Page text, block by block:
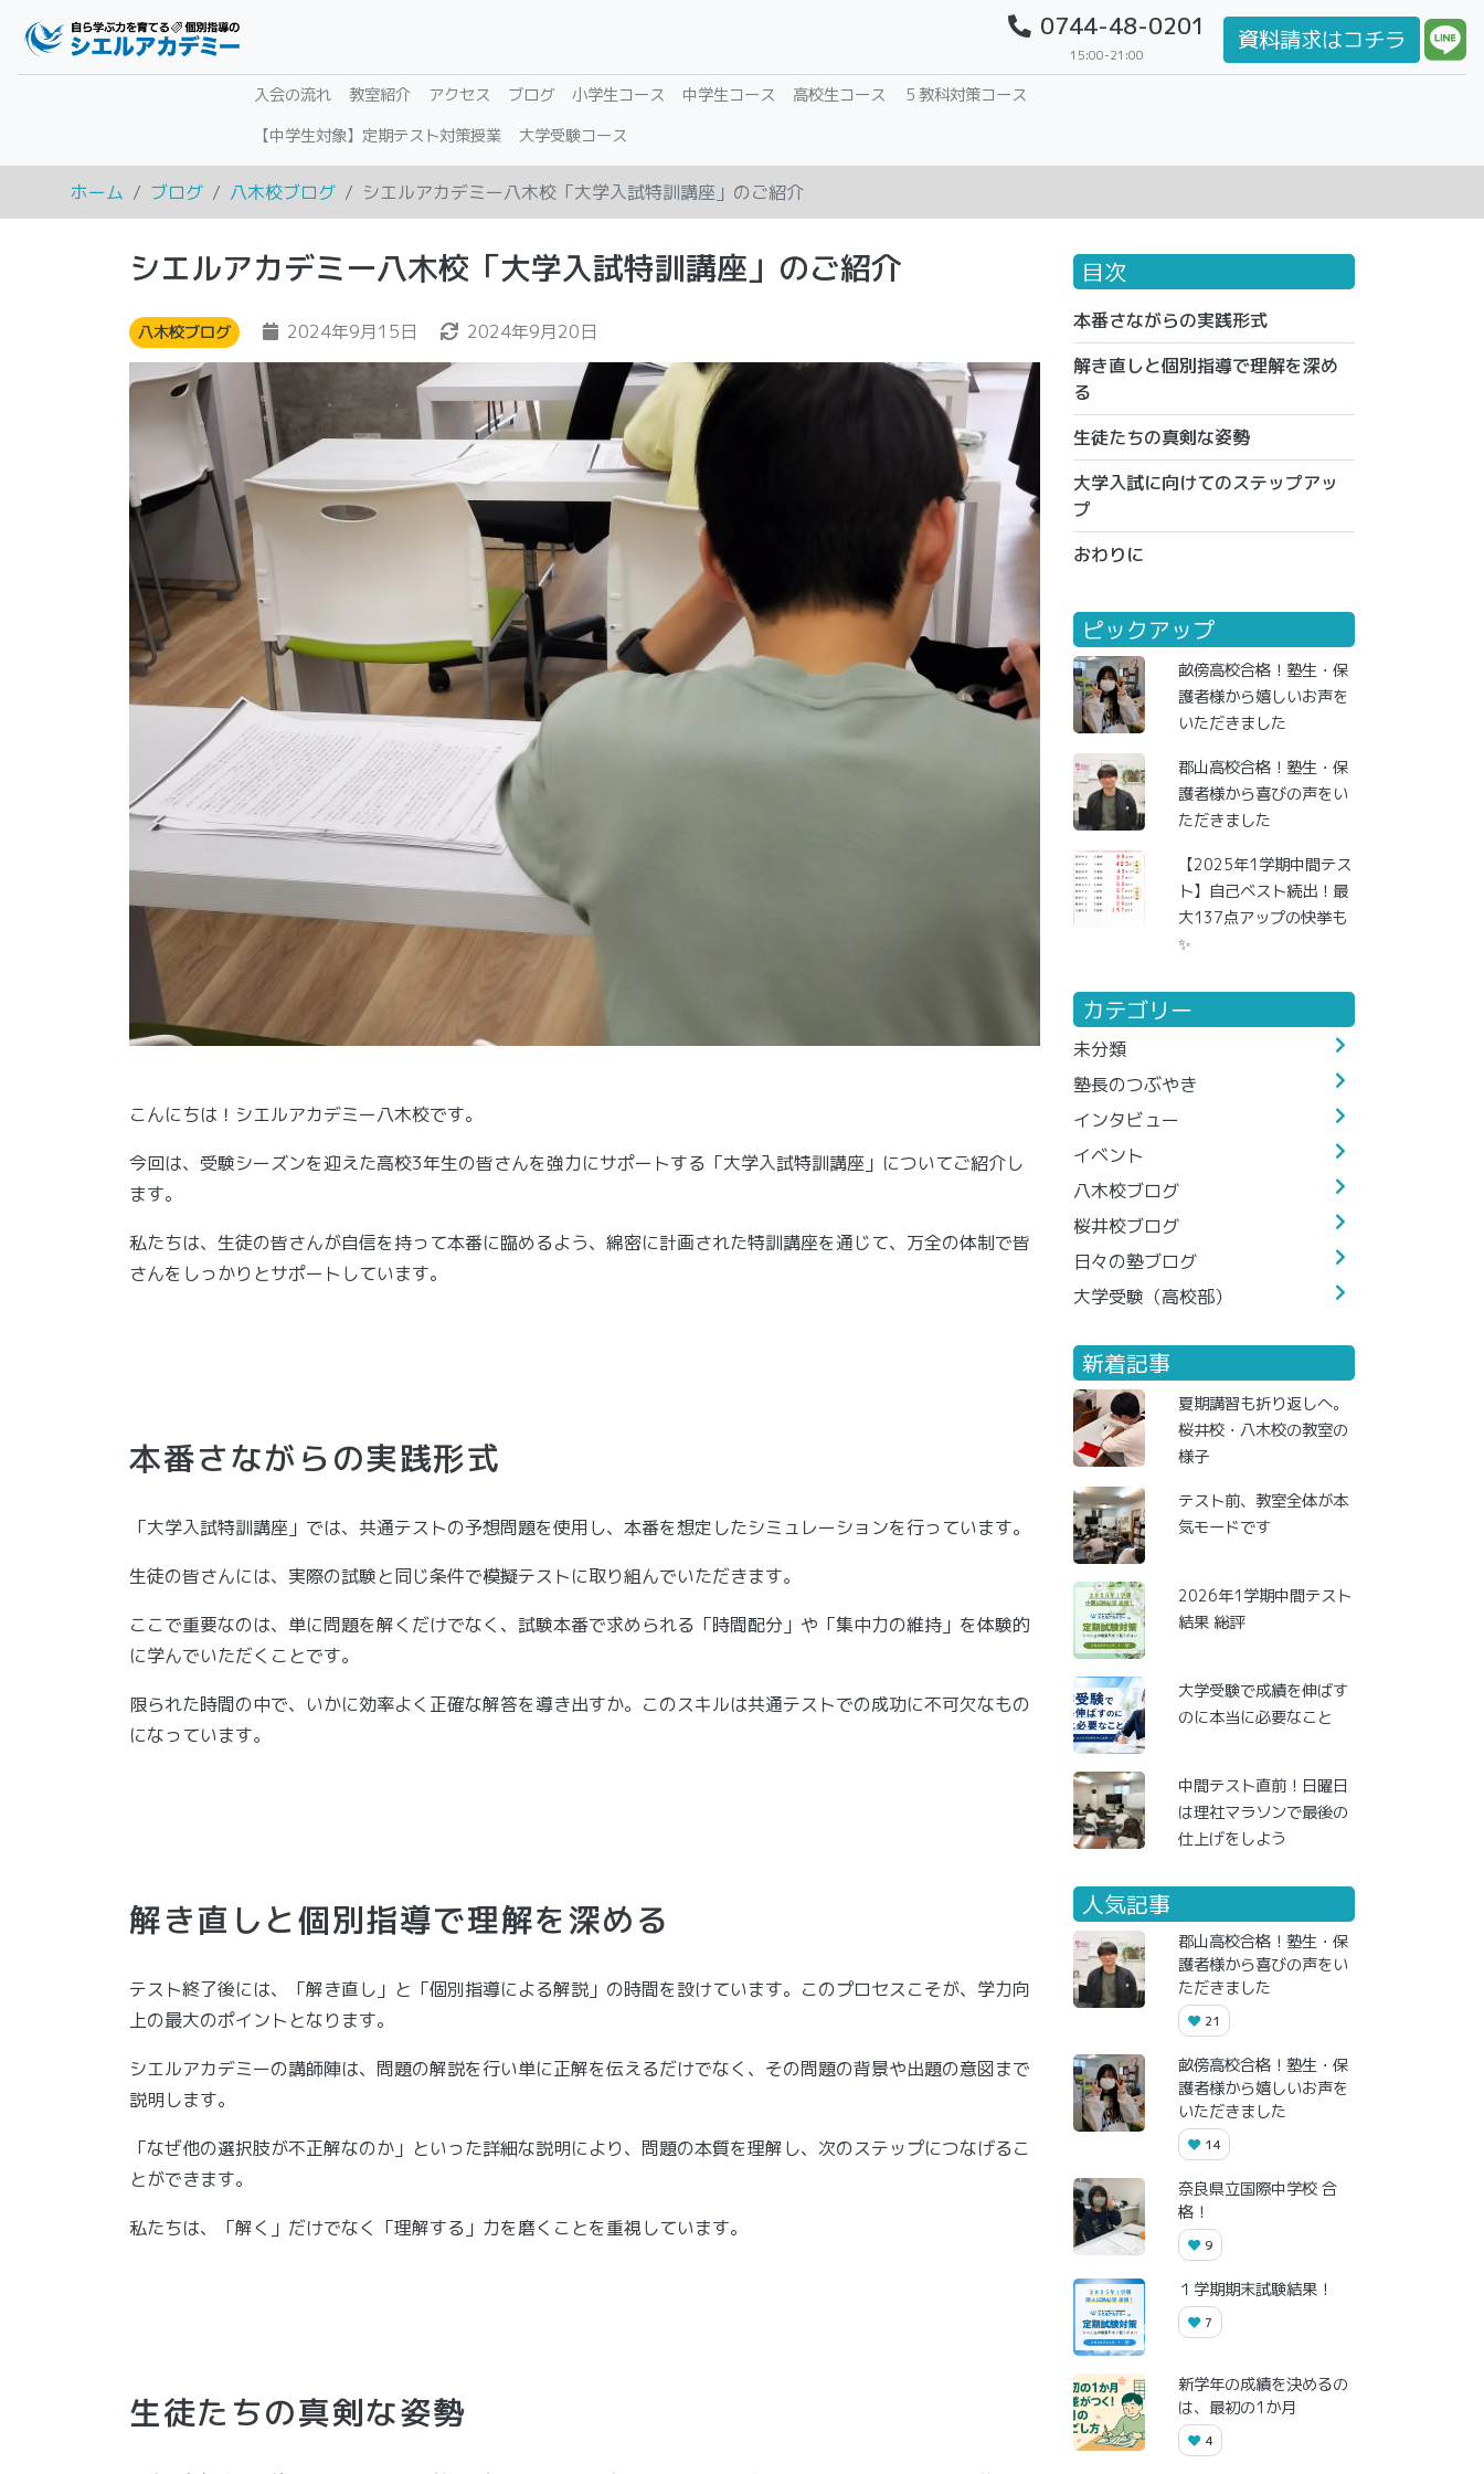
0744-48-0201
15:00-21:00
資料請求はコチラ
入会の流れ 教室紹介 アクセス ブログ 小学生コース 中学生コース 高校生コース
５教科対策コース
【中学生対象】定期テスト対策授業
大学受験コース
ホーム ブログ 八木校ブログ シエルアカデミー八木校「大学入試特訓講座」のご紹介
シエルアカデミー八木校「大学入試特訓講座」のご紹介
八木校ブログ 2024年9月15日 2024年9月20日
こんにちは！シエルアカデミー八木校です。
今回は、受験シーズンを迎えた高校3年生の皆さんを強力にサポートする「大学入試特訓講座」についてご紹介し
ます。
私たちは、生徒の皆さんが自信を持って本番に臨めるよう、綿密に計画された特訓講座を通じて、万全の体制で皆
さんをしっかりとサポートしています。
本番さながらの実践形式
「大学入試特訓講座」では、共通テストの予想問題を使用し、本番を想定したシミュレーションを行っています。
生徒の皆さんには、実際の試験と同じ条件で模擬テストに取り組んでいただきます。
ここで重要なのは、単に問題を解くだけでなく、試験本番で求められる「時間配分」や「集中力の維持」を体験的
に学んでいただくことです。
限られた時間の中で、いかに効率よく正確な解答を導き出すか。このスキルは共通テストでの成功に不可欠なもの
になっています。
解き直しと個別指導で理解を深める
テスト終了後には、「解き直し」と「個別指導による解説」の時間を設けています。このプロセスこそが、学力向
上の最大のポイントとなります。
シエルアカデミーの講師陣は、問題の解説を行い単に正解を伝えるだけでなく、その問題の背景や出題の意図まで
説明します。
「なぜ他の選択肢が不正解なのか」といった詳細な説明により、問題の本質を理解し、次のステップにつなげるこ
とができます。
私たちは、「解く」だけでなく「理解する」力を磨くことを重視しています。
生徒たちの真剣な姿勢
目次
本番さながらの実践形式
解き直しと個別指導で理解を深め
る
生徒たちの真剣な姿勢
大学入試に向けてのステップアッ
プ
おわりに
ピックアップ
畝傍高校合格！塾生・保
護者様から嬉しいお声を
いただきました
郡山高校合格！塾生・保
護者様から喜びの声をい
ただきました
【2025年1学期中間テス
ト】自己ベスト続出！最
大137点アップの快挙も
✨
カテゴリー
未分類
塾長のつぶやき
インタビュー
イベント
八木校ブログ
桜井校ブログ
日々の塾ブログ
大学受験（高校部）
新着記事
夏期講習も折り返しへ。
桜井校・八木校の教室の
様子
テスト前、教室全体が本
気モードです
2026年1学期中間テスト
結果 総評
大学受験で成績を伸ばす
のに本当に必要なこと
中間テスト直前！日曜日
は理社マラソンで最後の
仕上げをしよう
人気記事
郡山高校合格！塾生・保
護者様から喜びの声をい
ただきました
21
畝傍高校合格！塾生・保
護者様から嬉しいお声を
いただきました
14
奈良県立国際中学校 合
格！
9
１学期期末試験結果！
7
新学年の成績を決めるの
は、最初の1か月
4